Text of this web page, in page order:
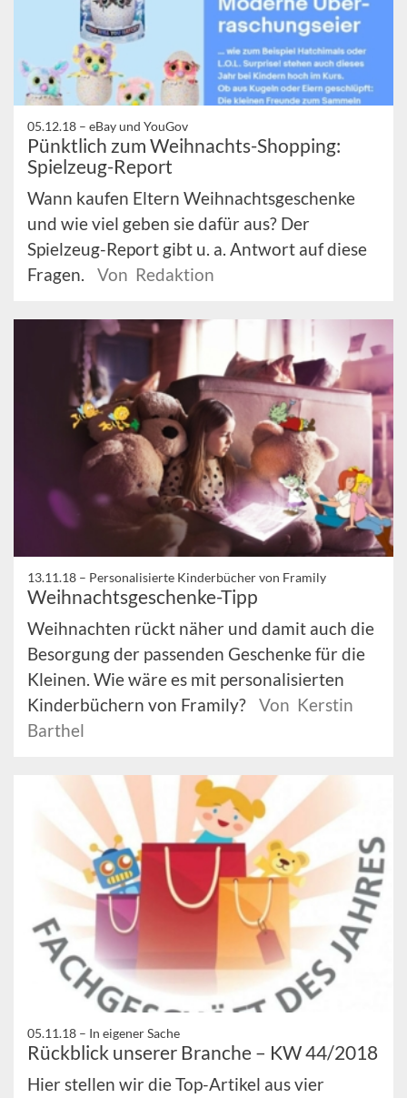
05.12.18 – eBay und YouGov
Pünktlich zum Weihnachts-Shopping:
Spielzeug-Report
Wann kaufen Eltern Weihnachtsgeschenke
und wie viel geben sie dafür aus? Der
Spielzeug-Report gibt u. a. Antwort auf diese
Fragen.
Von Redaktion
13.11.18 – Personalisierte Kinderbücher von Framily
Weihnachtsgeschenke-Tipp
Weihnachten rückt näher und damit auch die
Besorgung der passenden Geschenke für die
Kleinen. Wie wäre es mit personalisierten
Kinderbüchern von Framily?
Von Kerstin
Barthel
05.11.18 – In eigener Sache
Rückblick unserer Branche – KW 44/2018
Hier stellen wir die Top-Artikel aus vier